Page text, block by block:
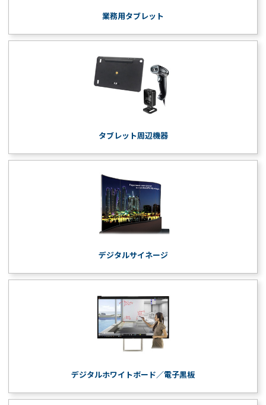
業務用タブレット
タブレット周辺機器
デジタルサイネージ
デジタルホワイトボード／電子黒板